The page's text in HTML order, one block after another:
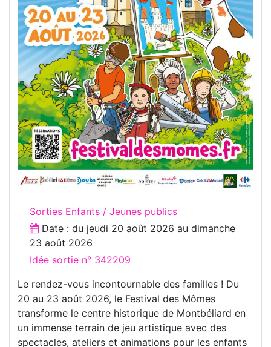
Sorties Enfants / Jeunes publics
Date : du jeudi 20 août 2026 au dimanche
23 août 2026
Idée sortie n° 342209
Le rendez-vous incontournable des familles ! Du
20 au 23 août 2026, le Festival des Mômes
transforme le centre historique de Montbéliard en
un immense terrain de jeu artistique avec des
spectacles, ateliers et animations pour les enfants